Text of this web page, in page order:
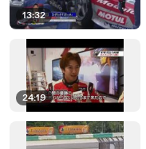
13:32
24:19